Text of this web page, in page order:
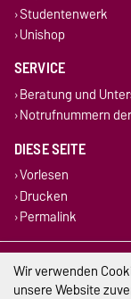
Studentenwerk
Unishop
SERVICE
Beratung und
Notrufnummern
DIESE SEITE
Vorlesen
Drucken
Permalink
Wir verwenden
unsere Website